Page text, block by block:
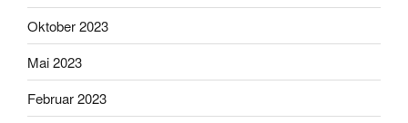
Oktober 2023
Mai 2023
Februar 2023